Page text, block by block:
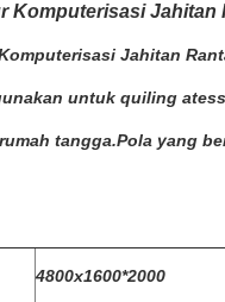
Komputerisasi Jahitan
Jahitan
untuk quiling
tangga.Pola yang
4800x1600*2000